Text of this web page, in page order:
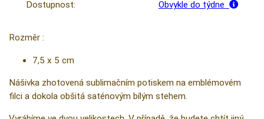
Dostupnost:
Obvykle do týdne
Rozměr :
7,5 x 5 cm
Nášivka zhotovená sublimačním potiskem na emblémovém
filci a dokola obšitá saténovým bílým stehem.